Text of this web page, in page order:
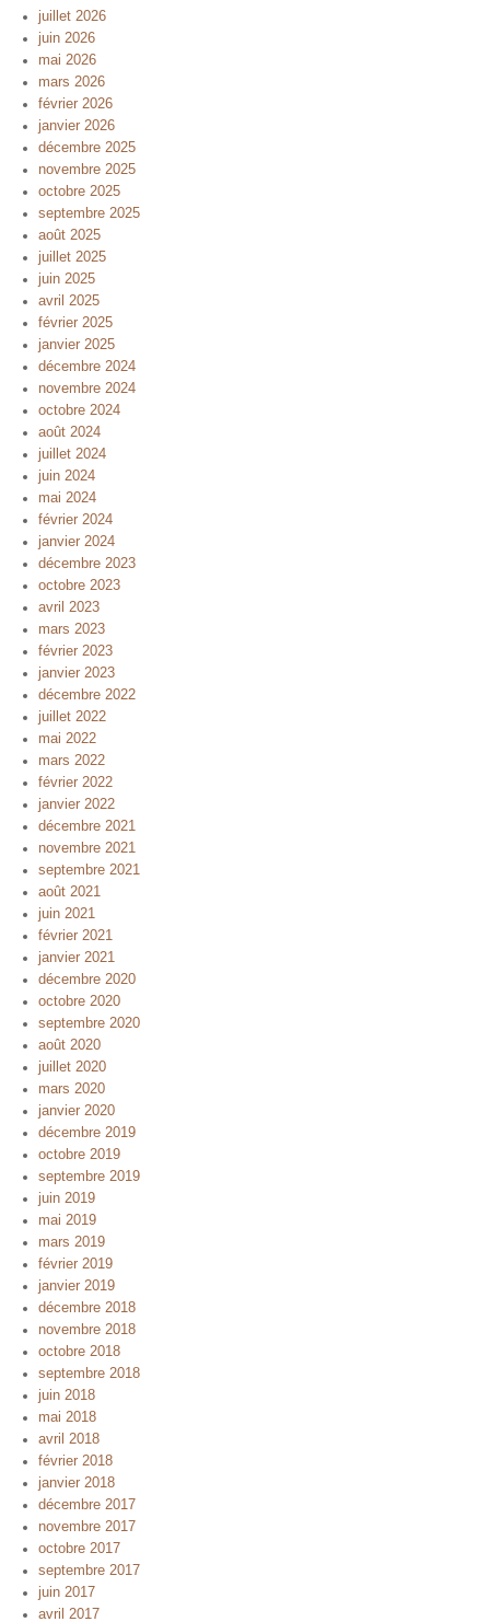
juillet 2026
juin 2026
mai 2026
mars 2026
février 2026
janvier 2026
décembre 2025
novembre 2025
octobre 2025
septembre 2025
août 2025
juillet 2025
juin 2025
avril 2025
février 2025
janvier 2025
décembre 2024
novembre 2024
octobre 2024
août 2024
juillet 2024
juin 2024
mai 2024
février 2024
janvier 2024
décembre 2023
octobre 2023
avril 2023
mars 2023
février 2023
janvier 2023
décembre 2022
juillet 2022
mai 2022
mars 2022
février 2022
janvier 2022
décembre 2021
novembre 2021
septembre 2021
août 2021
juin 2021
février 2021
janvier 2021
décembre 2020
octobre 2020
septembre 2020
août 2020
juillet 2020
mars 2020
janvier 2020
décembre 2019
octobre 2019
septembre 2019
juin 2019
mai 2019
mars 2019
février 2019
janvier 2019
décembre 2018
novembre 2018
octobre 2018
septembre 2018
juin 2018
mai 2018
avril 2018
février 2018
janvier 2018
décembre 2017
novembre 2017
octobre 2017
septembre 2017
juin 2017
avril 2017